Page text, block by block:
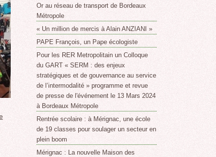
Or au réseau de transport de Bordeaux
Métropole
« Un million de mercis à Alain ANZIANI »
PAPE François, un Pape écologiste
Pour les RER Metropolitain un Colloque
du GART « SERM : des enjeux
stratégiques et de gouvernance au service
de l’intermodalité » programme et revue
de presse de l'événement le 13 Mars 2024
à Bordeaux Métropole
Rentrée scolaire : à Mérignac, une école
de 19 classes pour soulager un secteur en
plein boom
Mérignac : La nouvelle Maison des